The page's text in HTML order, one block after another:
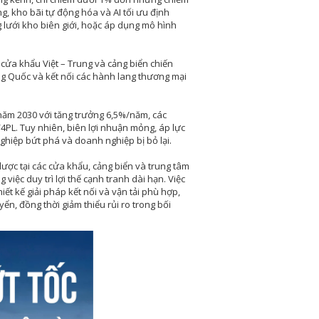
kho bãi tự động hóa và AI tối ưu định
kho biên giới, hoặc áp dụng mô hình
khẩu Việt – Trung và cảng biển chiến
Quốc và kết nối các hành lang thương mại
2030 với tăng trưởng 6,5%/năm, các
Tuy nhiên, biên lợi nhuận mỏng, áp lực
bứt phá và doanh nghiệp bị bỏ lại.
tại các cửa khẩu, cảng biển và trung tâm
duy trì lợi thế cạnh tranh dài hạn. Việc
kế giải pháp kết nối và vận tải phù hợp,
đồng thời giảm thiểu rủi ro trong bối